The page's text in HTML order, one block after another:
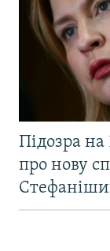
Підозра
про нову